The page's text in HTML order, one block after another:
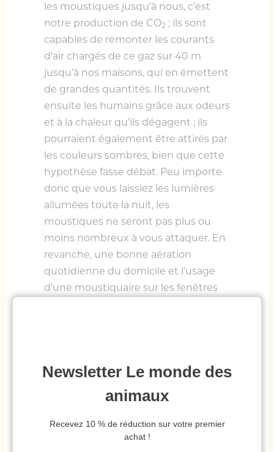
les moustiques jusqu’à nous, c’est
notre production de CO2 ; ils sont
capables de remonter les courants
d’air chargés de ce gaz sur 40 m
jusqu’à nos maisons, qui en émettent
de grandes quantités. Ils trouvent
ensuite les humains grâce aux odeurs
et à la chaleur qu’ils dégagent ; ils
pourraient également être attirés par
les couleurs sombres, bien que cette
hypothèse fasse débat. Peu importe
donc que vous laissiez les lumières
allumées toute la nuit, les
moustiques ne seront pas plus ou
moins nombreux à vous attaquer. En
revanche, une bonne aération
quotidienne du domicile et l’usage
d’une moustiquaire sur les fenêtres
*****
Par Camille Oger